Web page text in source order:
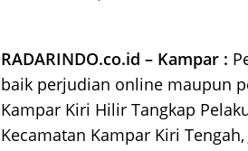
RADARINDO.co.id – Kampar :
baik perjudian online maupun
Kampar Kiri Hilir Tangkap
Kecamatan Kampar Kiri